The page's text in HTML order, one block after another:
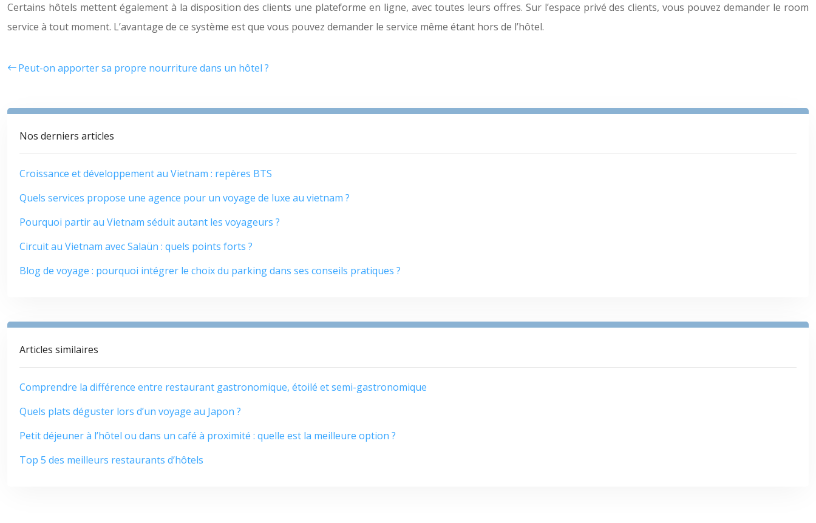
Certains hôtels mettent également à la disposition des clients une plateforme en ligne, avec toutes leurs offres. Sur l’espace privé des clients, vous pouvez demander le room
service à tout moment. L’avantage de ce système est que vous pouvez demander le service même étant hors de l’hôtel.
Peut-on apporter sa propre nourriture dans un hôtel ?
Nos derniers articles
Croissance et développement au Vietnam : repères BTS
Quels services propose une agence pour un voyage de luxe au vietnam ?
Pourquoi partir au Vietnam séduit autant les voyageurs ?
Circuit au Vietnam avec Salaün : quels points forts ?
Blog de voyage : pourquoi intégrer le choix du parking dans ses conseils pratiques ?
Articles similaires
Comprendre la différence entre restaurant gastronomique, étoilé et semi-gastronomique
Quels plats déguster lors d’un voyage au Japon ?
Petit déjeuner à l’hôtel ou dans un café à proximité : quelle est la meilleure option ?
Top 5 des meilleurs restaurants d’hôtels